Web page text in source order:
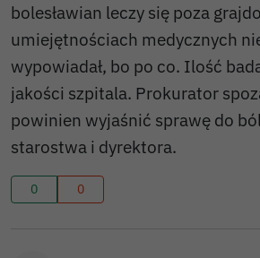
bolesławian leczy się poza
umiejętnościach medycznych
wypowiadał, bo po co. Ilość
jakości szpitala. Prokurator
powinien wyjaśnić sprawę do
starostwa i dyrektora.
0 0